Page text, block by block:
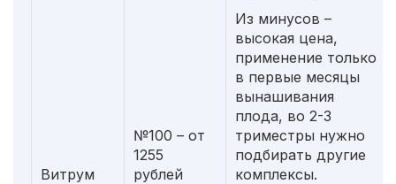
Витрум
№100 – от
1255
рублей
Из минусов –
высокая цена,
применение только
в первые месяцы
вынашивания
плода, во 2-3
триместры нужно
подбирать другие
комплексы.